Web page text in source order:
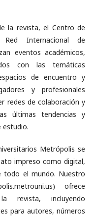
la revista, el Centro de
Internacional de
eventos académicos,
con las temáticas
de encuentro y
y profesionales
redes de colaboración y
últimas tendencias y
estudio.
Metrópolis se
impreso como digital,
todo el mundo. Nuestro
ofrece
revista, incluyendo
para autores, números